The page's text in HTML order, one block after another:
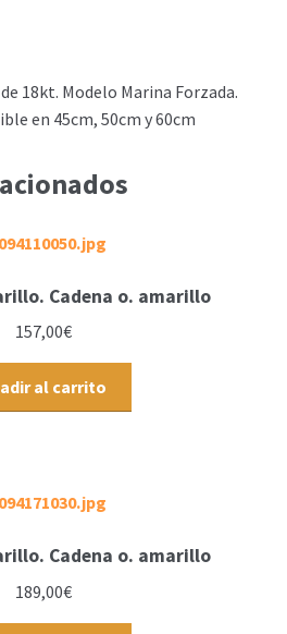
18kt. Modelo Marina Forzada.
en 45cm, 50cm y 60cm
Cadena o. amarillo
157,00€
al carrito
Cadena o. amarillo
189,00€